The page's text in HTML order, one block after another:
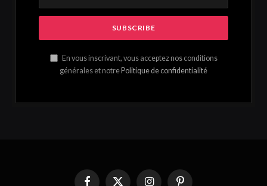
En vous inscrivant, vous acceptez nos conditions
générales et notre Politique de confidentialité